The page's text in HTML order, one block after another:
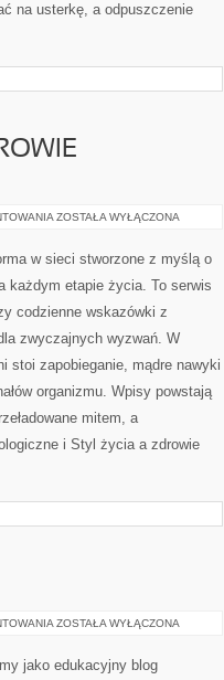
na usterkę, a odpuszczenie
PSYCHOLOGIA
ZDROWIE
ZOSTAŁA WYŁĄCZONA
w sieci stworzone z myślą o
każdym etapie życia. To serwis
codzienne wskazówki z
zwyczajnych wyzwań. W
stoi zapobieganie, mądre nawyki
organizmu. Wpisy powstają
mitem, a
i Styl życia a zdrowie
NAUKA
ZOSTAŁA WYŁĄCZONA
jako edukacyjny blog